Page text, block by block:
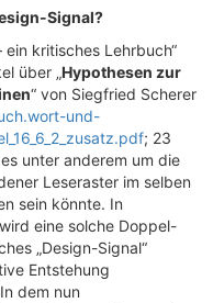
Signal?
kritisches Lehrbuch“
über „Hypothesen zur
“ von Siegfried Scherer
und-
; 23
unter anderem um die
Leseraster im selben
sein könnte. In
eine solche Doppel-
„Design-Signal“
Entstehung
dem nun